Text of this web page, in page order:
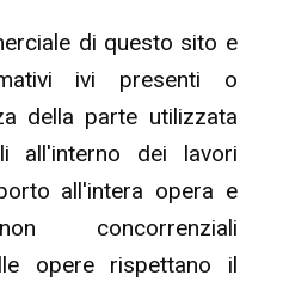
di questo sito e
ivi presenti o
della parte utilizzata
all'interno dei lavori
all'intera opera e
concorrenziali
opere rispettano il